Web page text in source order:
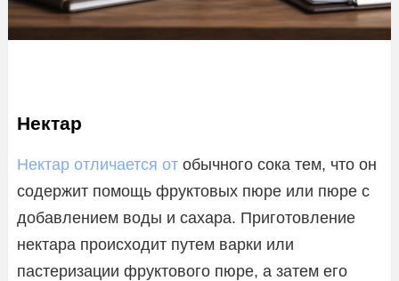
Нектар
Нектар отличается от обычного сока тем, что он
содержит помощь фруктовых пюре или пюре с
добавлением воды и сахара. Приготовление
нектара происходит путем варки или
пастеризации фруктового пюре, а затем его